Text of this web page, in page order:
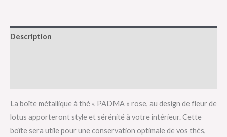
Description
La boîte métallique à thé « PADMA » rose, au design de fleur de
lotus apporteront style et sérénité à votre intérieur. Cette
boîte sera utile pour une conservation optimale de vos thés,